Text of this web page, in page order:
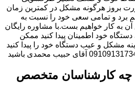
بروز هرگونه مشکل در کمترین زمان
برد و تمامی سعی خود را نسبت به
به کار خواهیم بست.با مشاوره رایگان
خود اطمینان پیدا کنید ممکن
مشکل و عیب دستگاه خود را پیدا کنید
چه کارشناسان متخصص